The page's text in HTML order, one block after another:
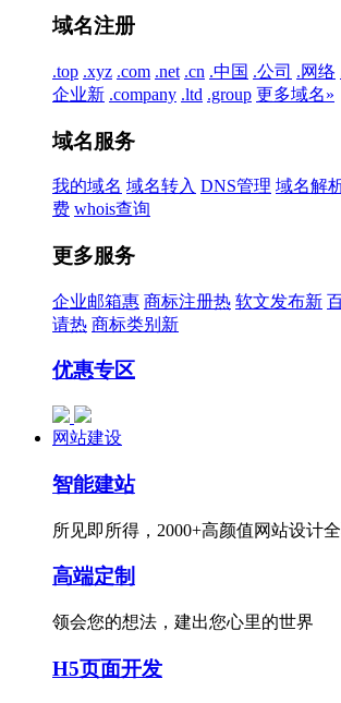
域名注册
.top .xyz .com .net .cn .中国 .公司 .网络
企业新 .company .ltd .group 更多域名»
域名服务
我的域名 域名转入 DNS管理 域名解
费 whois查询
更多服务
企业邮箱惠 商标注册热 软文发布新
请热 商标类别 新
优惠专区
网站建设
智能建站
所见即所得，2000+高颜值网站设计
高端定制
领会您的想法，建出您心里的世界
H5页面开发